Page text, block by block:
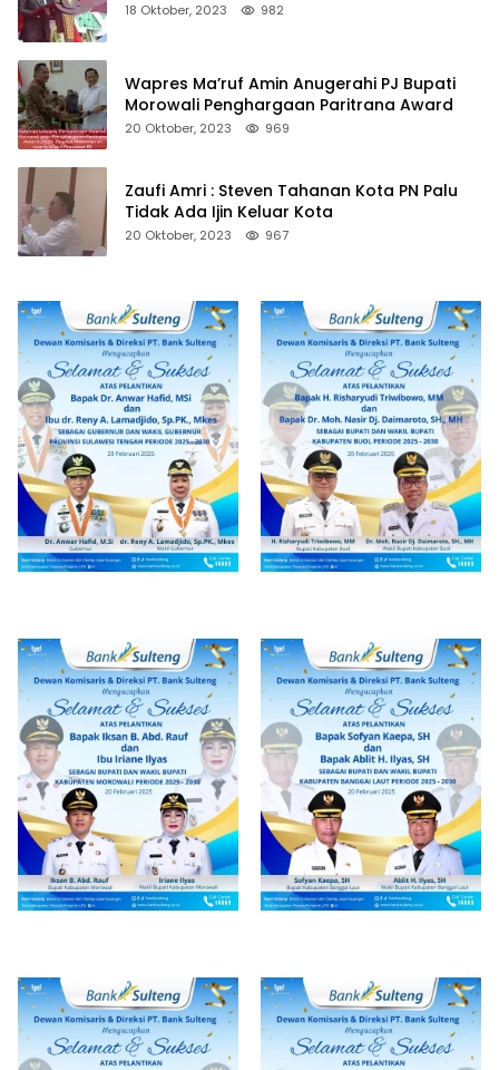
18 Oktober, 2023 982
Wapres Ma’ruf Amin Anugerahi PJ Bupati
Morowali Penghargaan Paritrana Award
20 Oktober, 2023 969
Zaufi Amri : Steven Tahanan Kota PN Palu
Tidak Ada Ijin Keluar Kota
20 Oktober, 2023 967